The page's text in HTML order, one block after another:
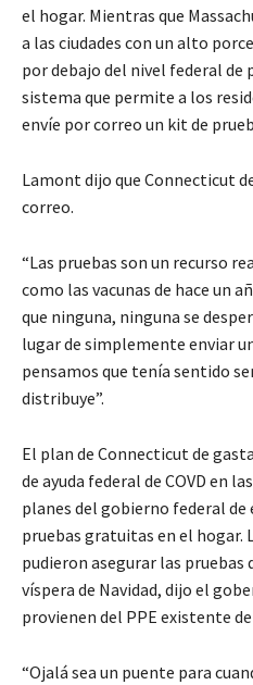
el hogar. Mientras que
a las ciudades con un alto
por debajo del nivel federal de
sistema que permite a los
envíe por correo un kit de
Lamont dijo que Connecticut
correo.
“Las pruebas son un recurso
como las vacunas de hace un
que ninguna, ninguna se
lugar de simplemente enviar
pensamos que tenía sentido
distribuye”.
El plan de Connecticut de
de ayuda federal de COVD en
planes del gobierno federal de
pruebas gratuitas en el hogar.
pudieron asegurar las
víspera de Navidad, dijo el
provienen del PPE existente
“Ojalá sea un puente para